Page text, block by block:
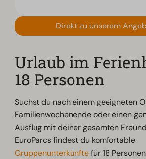
Direkt zu unserem
Urlaub im
18 Personen
Suchst du nach einem geeigneten
Familienwochenende oder einen
Ausflug mit deiner gesamten
EuroParcs findest du komfortable
Gruppenunterkünftefür 18